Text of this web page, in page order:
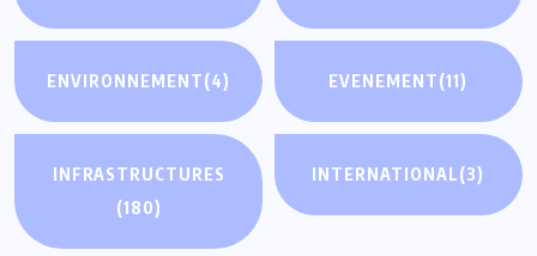
ENVIRONNEMENT(4) EVENEMENT(11)
INFRASTRUCTURES
(180)
INTERNATIONAL(3)